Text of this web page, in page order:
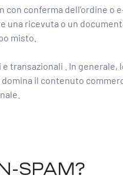
conferma dell’ordine o
una ricevuta o un
misto.
transazionali . In
il contenuto
SPAM?